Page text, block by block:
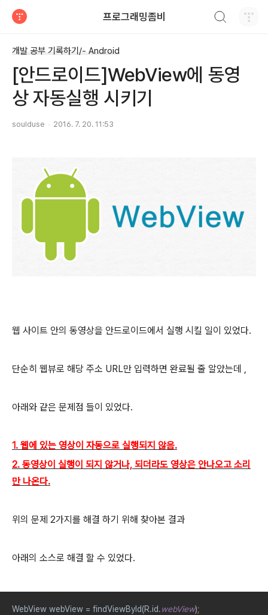
프로그래밍좀비
개발 공부 기록하기/- Android
[안드로이드]WebView에 동영
상 자동실행 시키기
soulduse 2016. 7. 20. 11:53
웹 사이트 안의 동영상을 안드로이드에서 실행 시킬 일이 있었다.
단순히 웹뷰로 해당 주소 URL만 입력하면 완료될 줄 알았는데 ,
아래와 같은 문제점 들이 있었다.
1. 웹에 있는 영상이 자동으로 실행되지 않음.
2. 동영상이 실행이 되지 않거나, 되더라도 영상은 안나오고 소리
만 나온다.
위의 문제 2가지를 해결 하기 위해 찾아본 결과
아래의 소스로 해결 할 수 있었다.
WebView webView = findViewById(R.id.webView);